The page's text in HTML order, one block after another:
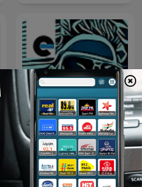
ETCH RADIO [Techno,
Tech House, House
Music]